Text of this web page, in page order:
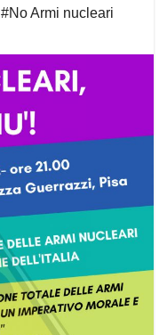
#No Armi nucleari